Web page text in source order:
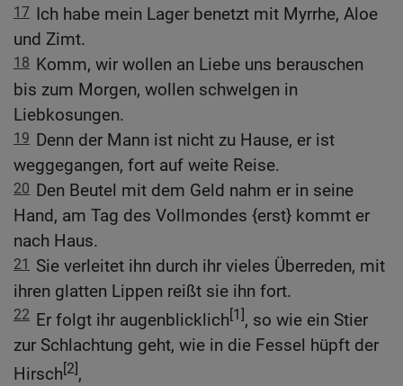
17 Ich habe mein Lager benetzt mit Myrrhe, Aloe
und Zimt.
18 Komm, wir wollen an Liebe uns berauschen
bis zum Morgen, wollen schwelgen in
Liebkosungen.
19 Denn der Mann ist nicht zu Hause, er ist
weggegangen, fort auf weite Reise.
20 Den Beutel mit dem Geld nahm er in seine
Hand, am Tag des Vollmondes {erst} kommt er
nach Haus.
21 Sie verleitet ihn durch ihr vieles Überreden, mit
ihren glatten Lippen reißt sie ihn fort.
22 Er folgt ihr augenblicklich[1], so wie ein Stier
zur Schlachtung geht, wie in die Fessel hüpft der
Hirsch[2],